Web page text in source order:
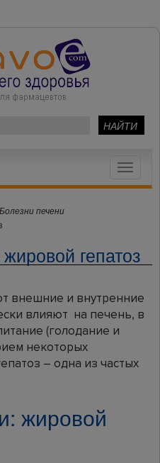
Toggle
Болезни печени
гепатоз
внешние и внутренние
влияют на печень, в
(голодание и
некоторых
– одна из частых
жировой